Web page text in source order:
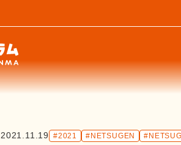
2021.11.19 #2021 #NETSUGEN